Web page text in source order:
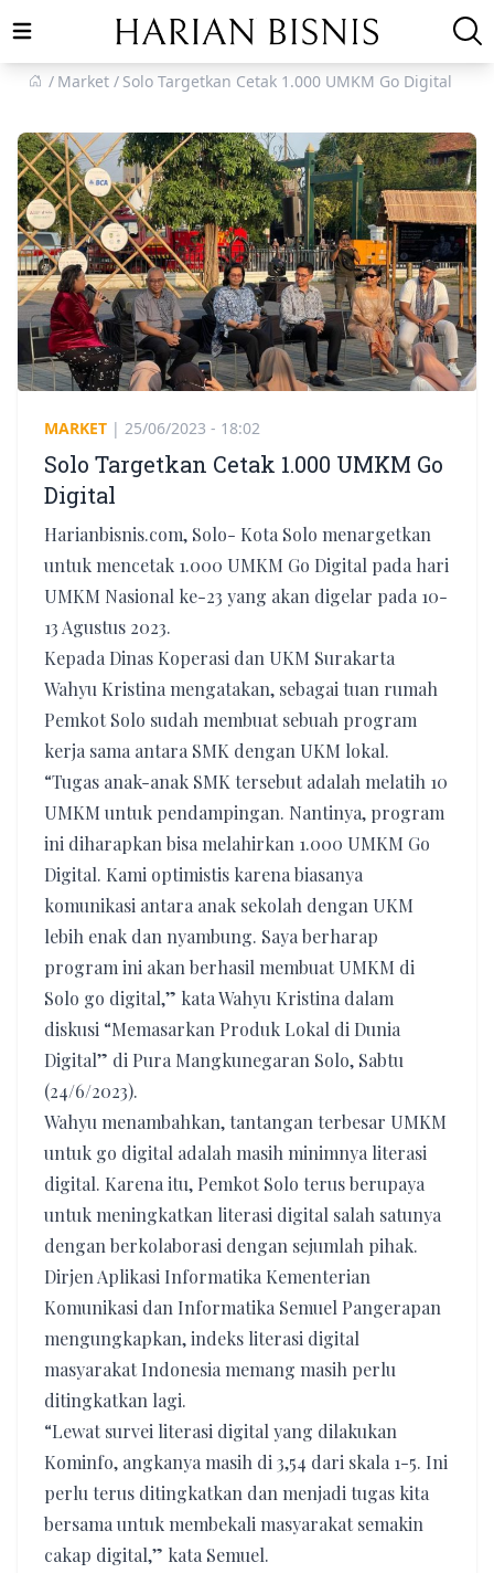
Open main menu
Market
Solo Targetkan Cetak 1.000 UMKM Go Digital
MARKET | 25/06/2023 - 18:02
Solo Targetkan Cetak 1.000 UMKM Go
Digital
Harianbisnis.com, Solo- Kota Solo menargetkan
untuk mencetak 1.000 UMKM Go Digital pada hari
UMKM Nasional ke-23 yang akan digelar pada 10-
13 Agustus 2023.
Kepada Dinas Koperasi dan UKM Surakarta
Wahyu Kristina mengatakan, sebagai tuan rumah
Pemkot Solo sudah membuat sebuah program
kerja sama antara SMK dengan UKM lokal.
“Tugas anak-anak SMK tersebut adalah melatih 10
UMKM untuk pendampingan. Nantinya, program
ini diharapkan bisa melahirkan 1.000 UMKM Go
Digital. Kami optimistis karena biasanya
komunikasi antara anak sekolah dengan UKM
lebih enak dan nyambung. Saya berharap
program ini akan berhasil membuat UMKM di
Solo go digital,” kata Wahyu Kristina dalam
diskusi “Memasarkan Produk Lokal di Dunia
Digital” di Pura Mangkunegaran Solo, Sabtu
(24/6/2023).
Wahyu menambahkan, tantangan terbesar UMKM
untuk go digital adalah masih minimnya literasi
digital. Karena itu, Pemkot Solo terus berupaya
untuk meningkatkan literasi digital salah satunya
dengan berkolaborasi dengan sejumlah pihak.
Dirjen Aplikasi Informatika Kementerian
Komunikasi dan Informatika Semuel Pangerapan
mengungkapkan, indeks literasi digital
masyarakat Indonesia memang masih perlu
ditingkatkan lagi.
“Lewat survei literasi digital yang dilakukan
Kominfo, angkanya masih di 3,54 dari skala 1-5. Ini
perlu terus ditingkatkan dan menjadi tugas kita
bersama untuk membekali masyarakat semakin
cakap digital,” kata Semuel.